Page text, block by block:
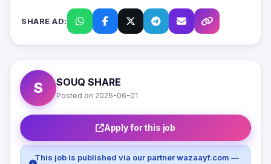
SHARE AD:
S SOUQ SHARE
Posted on 2026-06-01
Apply for this job
This job is published via our partner wazaayf.com —